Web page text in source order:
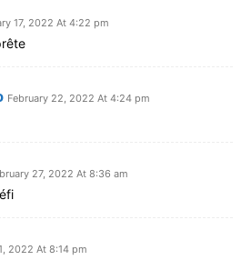
17, 2022 At 4:22 pm
February 22, 2022 At 4:24 pm
27, 2022 At 8:36 am
2022 At 8:14 pm